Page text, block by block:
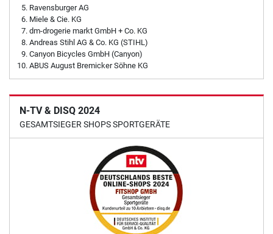
Ravensburger AG
Miele & Cie. KG
dm-drogerie markt GmbH + Co. KG
Andreas Stihl AG & Co. KG (STIHL)
Canyon Bicycles GmbH (Canyon)
ABUS August Bremicker Söhne KG
N-TV & DISQ 2024
GESAMTSIEGER SHOPS SPORTGERÄTE